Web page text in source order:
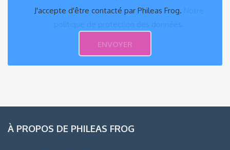
J'accepte d'être contacté par Phileas Frog. Notre
politique de protection des données.
À PROPOS DE PHILEAS FROG